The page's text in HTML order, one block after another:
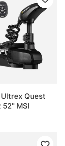
Quest
52'' MSI